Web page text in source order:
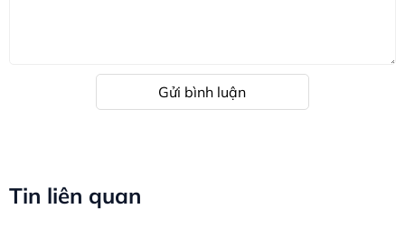
Gửi bình luận
Tin liên quan